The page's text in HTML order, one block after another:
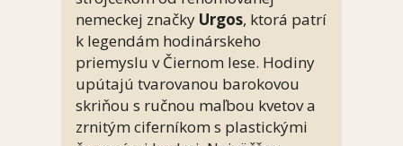
nemeckej značky Urgos, ktorá patrí
k legendám hodinárskeho
priemyslu v Čiernom lese. Hodiny
upútajú tvarovanou barokovou
skriňou s ručnou maľbou kvetov a
zrnitým ciferníkom s plastickými